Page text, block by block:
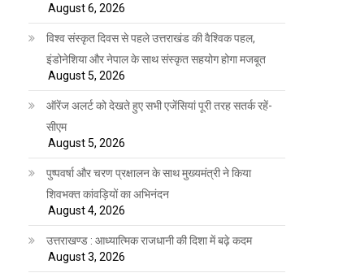
August 6, 2026
विश्व संस्कृत दिवस से पहले उत्तराखंड की वैश्विक पहल,
इंडोनेशिया और नेपाल के साथ संस्कृत सहयोग होगा मजबूत
August 5, 2026
ऑरेंज अलर्ट को देखते हुए सभी एजेंसियां पूरी तरह सतर्क रहें-
सीएम
August 5, 2026
पुष्पवर्षा और चरण प्रक्षालन के साथ मुख्यमंत्री ने किया
शिवभक्त कांवड़ियों का अभिनंदन
August 4, 2026
उत्तराखण्ड : आध्यात्मिक राजधानी की दिशा में बढ़े कदम
August 3, 2026